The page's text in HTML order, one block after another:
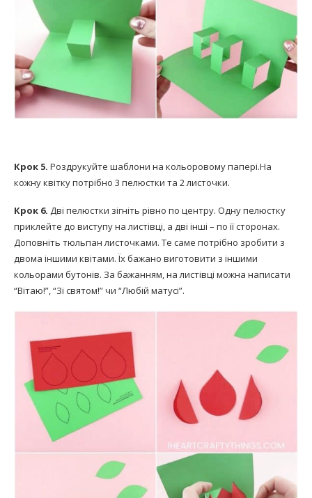
Крок 5. Роздрукуйте шаблони на кольоровому папері.На
кожну квітку потрібно 3 пелюстки та 2 листочки.
Крок 6. Дві пелюстки зігніть рівно по центру. Одну пелюстку
приклейте до виступу на листівці, а дві інші – по її сторонах.
Доповніть тюльпан листочками. Те саме потрібно зробити з
двома іншими квітами. Їх бажано виготовити з іншими
кольорами бутонів. За бажанням, на листівці можна написати
“Вітаю!”, “Зі святом!” чи “Любій матусі”.